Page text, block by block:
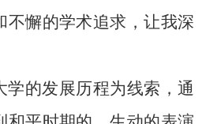
不懈的学术追求，让我深
学的发展历程为线索，通